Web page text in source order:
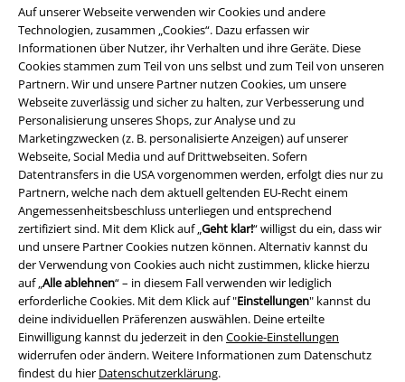
Auf unserer Webseite verwenden wir Cookies und andere
Technologien, zusammen „Cookies“. Dazu erfassen wir
Informationen über Nutzer, ihr Verhalten und ihre Geräte. Diese
Cookies stammen zum Teil von uns selbst und zum Teil von unseren
Partnern. Wir und unsere Partner nutzen Cookies, um unsere
Webseite zuverlässig und sicher zu halten, zur Verbesserung und
Personalisierung unseres Shops, zur Analyse und zu
Marketingzwecken (z. B. personalisierte Anzeigen) auf unserer
Webseite, Social Media und auf Drittwebseiten. Sofern
Datentransfers in die USA vorgenommen werden, erfolgt dies nur zu
Partnern, welche nach dem aktuell geltenden EU-Recht einem
Angemessenheitsbeschluss unterliegen und entsprechend
zertifiziert sind. Mit dem Klick auf „Geht klar!“ willigst du ein, dass wir
und unsere Partner Cookies nutzen können. Alternativ kannst du
der Verwendung von Cookies auch nicht zustimmen, klicke hierzu
auf „Alle ablehnen“ – in diesem Fall verwenden wir lediglich
erforderliche Cookies. Mit dem Klick auf "Einstellungen" kannst du
deine individuellen Präferenzen auswählen. Deine erteilte
Einwilligung kannst du jederzeit in den Cookie-Einstellungen
widerrufen oder ändern. Weitere Informationen zum Datenschutz
findest du hier Datenschutzerklärung.
EMP App
Lade dir jetzt kostenlos unsere neue EMP App runter und genieße
die vielen neuen Funktionen und Vorteile!
A Warner Music Group Company